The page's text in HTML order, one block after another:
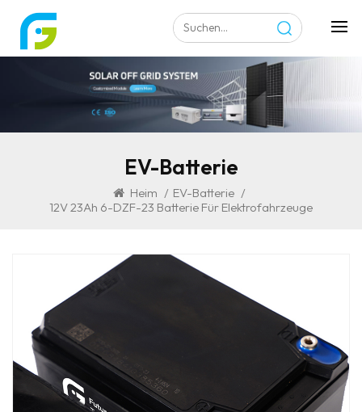
EV-Batterie
Heim / EV-Batterie /
12V 23Ah 6-DZF-23 Batterie Für Elektrofahrzeuge